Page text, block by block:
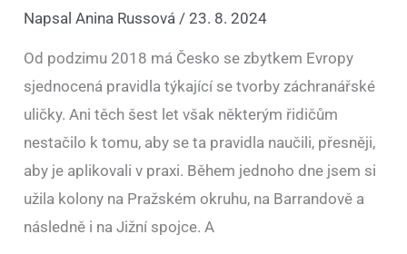
NapsalAnina Russová /23. 8. 2024
Od podzimu 2018 má Česko se zbytkem Evropy
sjednocená pravidla týkající se tvorby záchranářské
uličky. Ani těch šest let však některým řidičům
nestačilo k tomu, aby se ta pravidla naučili, přesněji,
aby je aplikovali v praxi. Během jednoho dne jsem si
užila kolony na Pražském okruhu, na Barrandově a
následně i na Jižní spojce. A